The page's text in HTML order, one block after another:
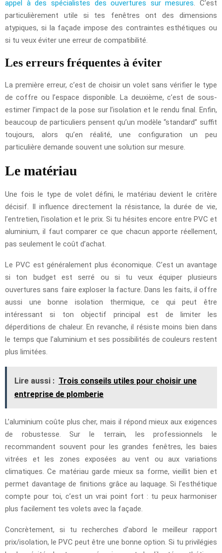
appel à des spécialistes des ouvertures sur mesures . C’est
particulièrement utile si tes fenêtres ont des dimensions
atypiques, si la façade impose des contraintes esthétiques ou
si tu veux éviter une erreur de compatibilité.
Les erreurs fréquentes à éviter
La première erreur, c’est de choisir un volet sans vérifier le type
de coffre ou l’espace disponible. La deuxième, c’est de sous-
estimer l’impact de la pose sur l’isolation et le rendu final. Enfin,
beaucoup de particuliers pensent qu’un modèle “standard” suffit
toujours, alors qu’en réalité, une configuration un peu
particulière demande souvent une solution sur mesure.
Le matériau
Une fois le type de volet défini, le matériau devient le critère
décisif. Il influence directement la résistance, la durée de vie,
l’entretien, l’isolation et le prix. Si tu hésites encore entre PVC et
aluminium, il faut comparer ce que chacun apporte réellement,
pas seulement le coût d’achat.
Le PVC est généralement plus économique. C’est un avantage
si ton budget est serré ou si tu veux équiper plusieurs
ouvertures sans faire exploser la facture. Dans les faits, il offre
aussi une bonne isolation thermique, ce qui peut être
intéressant si ton objectif principal est de limiter les
déperditions de chaleur. En revanche, il résiste moins bien dans
le temps que l’aluminium et ses possibilités de couleurs restent
plus limitées.
Lire aussi : Trois conseils utiles pour choisir une
entreprise de plomberie
L’aluminium coûte plus cher, mais il répond mieux aux exigences
de robustesse. Sur le terrain, les professionnels le
recommandent souvent pour les grandes fenêtres, les baies
vitrées et les zones exposées au vent ou aux variations
climatiques. Ce matériau garde mieux sa forme, vieillit bien et
permet davantage de finitions grâce au laquage. Si l’esthétique
compte pour toi, c’est un vrai point fort : tu peux harmoniser
plus facilement tes volets avec la façade.
Concrètement, si tu recherches d’abord le meilleur rapport
prix/isolation, le PVC peut être une bonne option. Si tu privilégies